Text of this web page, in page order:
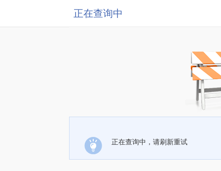
正在查询中
正在查询中，请刷新重试